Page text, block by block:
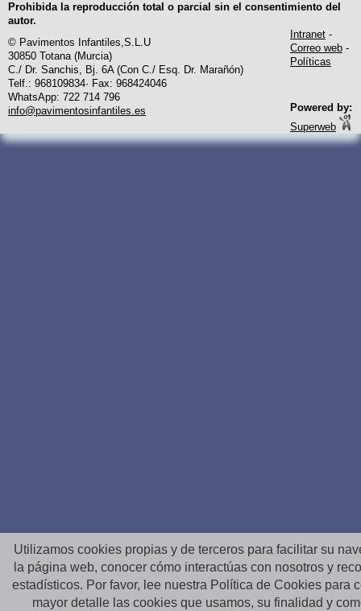
Prohibida la reproducción total o parcial sin el consentimiento del
autor.
© Pavimentos Infantiles,S.L.U
30850 Totana (Murcia)
C./ Dr. Sanchis, Bj. 6A (Con C./ Esq. Dr. Marañón)
Telf.: 968109834· Fax: 968424046
WhatsApp: 722 714 796
info@pavimentosinfantiles.es
Intranet -
Correo web -
Políticas
Powered by:
Superweb
Utilizamos cookies propias y de terceros para facilitar su
la página web, conocer cómo interactúas con nosotros y
estadísticos. Por favor, lee nuestra Política de Cookies para
mayor detalle las cookies que usamos, su finalidad y